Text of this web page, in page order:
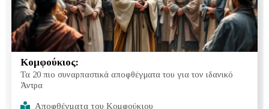
Κομφούκιος:
Τα 20 πιο συναρπαστικά αποφθέγματα του για τον ιδανικό
Άντρα
Αποφθέγματα του Κομφούκιου